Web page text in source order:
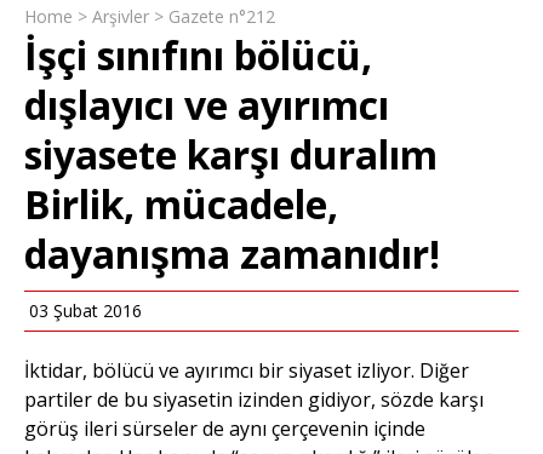
Home > Arşivler > Gazete n°212
İşçi sınıfını bölücü,
dışlayıcı ve ayırımcı
siyasete karşı duralım
Birlik, mücadele,
dayanışma zamanıdır!
03 Şubat 2016
İktidar, bölücü ve ayırımcı bir siyaset izliyor. Diğer
partiler de bu siyasetin izinden gidiyor, sözde karşı
görüş ileri sürseler de aynı çerçevenin içinde